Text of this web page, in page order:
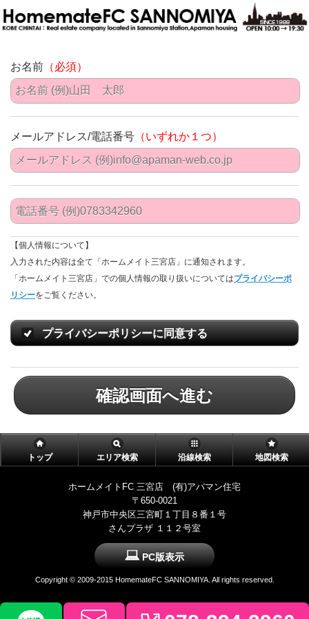
お名前 （必須）
メールアドレス/電話番号 （いずれか１つ）
【個人情報について】
入力された内容は全て「ホームメイト三宮店」に通知されます。
「ホームメイト三宮店」での個人情報の取り扱いについてはプライバシーポ
リシーをご覧ください。
プライバシーポリシーに同意する
確認画面へ進む
トップ エリア検索 沿線検索 地図検索
ホームメイトFC 三宮店 (有)アパマン住宅
〒650-0021
神戸市中央区三宮町１丁目８番１号
さんプラザ １１２号室
PC版表示
Copyright © 2009-2015 HomemateFC SANNOMIYA. All rights reserved.